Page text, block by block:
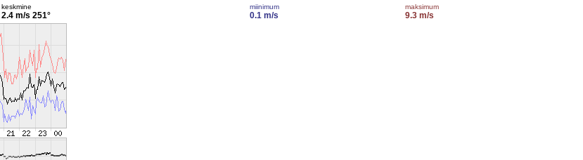
keskmine
2.4 m/s 251°
miinimum
0.1 m/s
maksimum
9.3 m/s